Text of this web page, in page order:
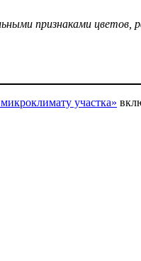
признаками цветов,
участка»